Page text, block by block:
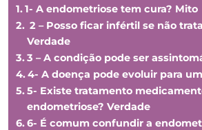
1- A endometriose tem cura? Mito
2 – Posso ficar infértil se não
Verdade
3 – A condição pode ser
4- A doença pode evoluir para
5- Existe tratamento
endometriose? Verdade
6- É comum confundir a